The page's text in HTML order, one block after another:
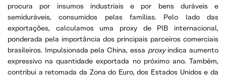
procura por insumos industriais e por bens duráveis e
semiduráveis, consumidos pelas famílias. Pelo lado das
exportações, calculamos uma proxy de PIB internacional,
ponderada pela importância dos principais parceiros comerciais
brasileiros. Impulsionada pela China, essa proxyindica aumento
expressivo na quantidade exportada no próximo ano. Também,
contribui a retomada da Zona do Euro, dos Estados Unidos e da